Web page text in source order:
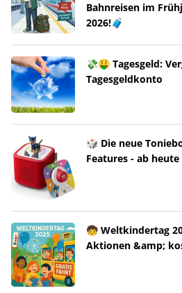
Bahnreisen im
2026!🧳
💸🤑 Tagesgeld:
Tagesgeldkonto
🎲 Die neue
Features - ab
🧒 Weltkindertag
Aktionen &amp;